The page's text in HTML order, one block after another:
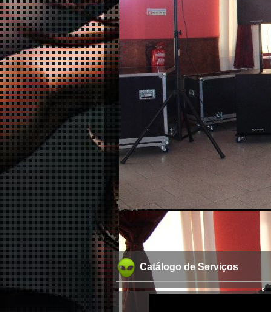
Catálogo de Serviços